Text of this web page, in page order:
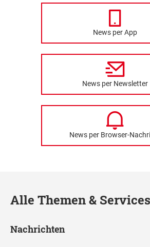
News per App
News per Newsletter
News per Browser-
Alle Themen & Services
Nachrichten